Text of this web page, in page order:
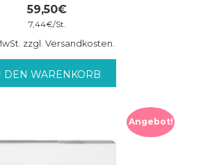
59,50€
7,44€/St.
zzgl. Versandkosten.
DEN WARENKORB
Angebot!